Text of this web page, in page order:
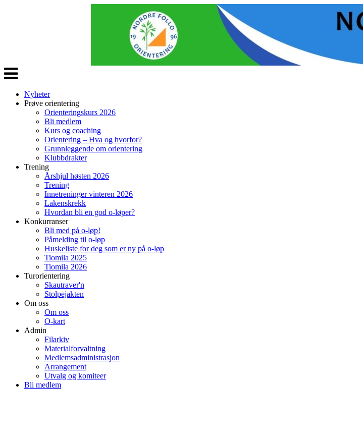
Veksle
navigasjon
Nyheter
Prøve orientering
Orienteringskurs 2026
Bli medlem
Kurs og coaching
Orientering – Hva og hvorfor?
Grunnleggende om orientering
Klubbdrakter
Trening
Årshjul høsten 2026
Trening
Innetreninger vinteren 2026
Lakenskrekk
Hvordan bli en god o-løper?
Konkurranser
Bli med på o-løp!
Påmelding til o-løp
Huskeliste for deg som er ny på o-løp
Tiomila 2025
Tiomila 2026
Turorientering
Skautraver'n
Stolpejakten
Om oss
Om oss
O-kart
Admin
Filarkiv
Materialforvaltning
Medlemsadministrasjon
Arrangement
Utvalg og komiteer
Bli medlem